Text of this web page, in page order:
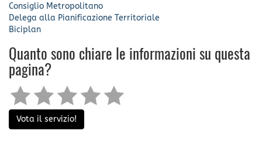
Consiglio Metropolitano
Delega alla Pianificazione Territoriale
Biciplan
Quanto sono chiare le informazioni su questa
pagina?
Vota il servizio!